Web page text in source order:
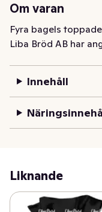
Om varan
Fyra bagels
Liba Bröd AB har
Innehåll
Liknande